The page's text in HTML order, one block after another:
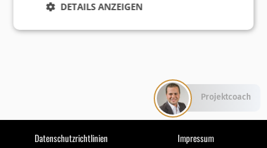
Datenschutzrichtlinien Impressum
DETAILS ANZEIGEN
Projektcoach